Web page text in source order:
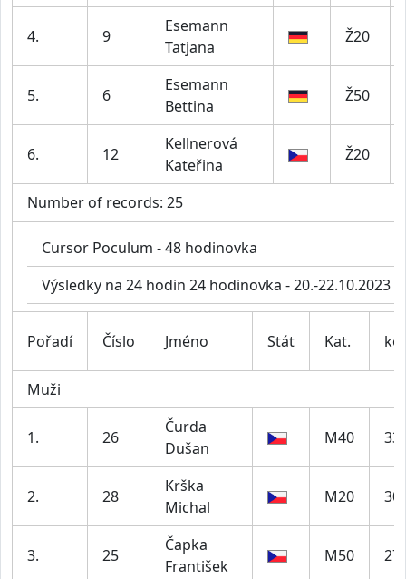
4. 9
Esemann
Tatjana
Ž20
5. 6
Esemann
Bettina
Ž50
6. 12
Kellnerová
Kateřina
Ž20
Number of records: 25
Cursor Poculum - 48 hodinovka
Výsledky na 24 hodin 24 hodinovka - 20.-22.10.2023
Pořadí Číslo Jméno Stát Kat. kol
Muži
1. 26
Čurda
Dušan
M40 33
2. 28
Krška
Michal
M20 30
3. 25
Čapka
František
M50 27